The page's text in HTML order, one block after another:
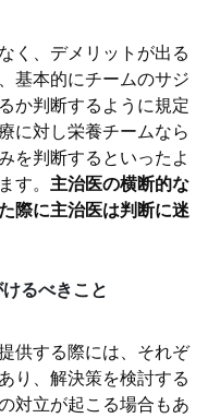
く、デメリットが出る
基本的にチームのサジ
か判断するように規定
に対し栄養チームなら
を判断するといったよ
す。 主治医の横断的な
際に主治医は判断に迷
るべきこと
供する際には、それぞ
り、解決策を検討する
対立が起こる場合もあ